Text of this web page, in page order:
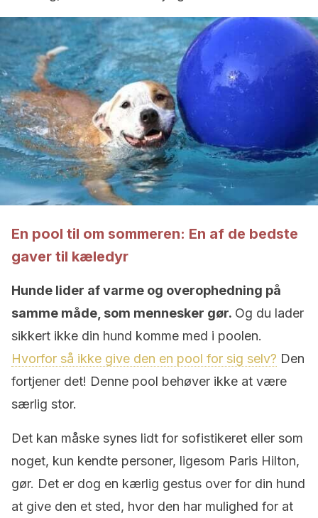
En pool til om sommeren: En af de bedste
gaver til kæledyr
Hunde lider af varme og overophedning på
samme måde, som mennesker gør. Og du lader
sikkert ikke din hund komme med i poolen.
Hvorfor så ikke give den en pool for sig selv? Den
fortjener det! Denne pool behøver ikke at være
særlig stor.
Det kan måske synes lidt for sofistikeret eller som
noget, kun kendte personer, ligesom Paris Hilton,
gør. Det er dog en kærlig gestus over for din hund
at give den et sted, hvor den har mulighed for at